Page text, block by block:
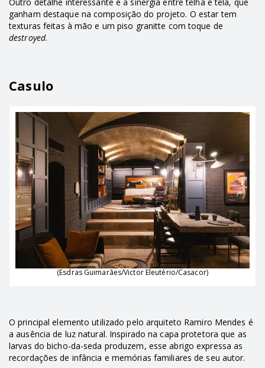
ganham destaque na composição do projeto. O estar tem
texturas feitas à mão e um piso granitte com toque de
destroyed.
Casulo
(Esdras Guimarães/Victor Eleutério/Casacor)
O principal elemento utilizado pelo arquiteto Ramiro Mendes é
a ausência de luz natural. Inspirado na capa protetora que as
larvas do bicho-da-seda produzem, esse abrigo expressa as
recordações de infância e memórias familiares de seu autor.